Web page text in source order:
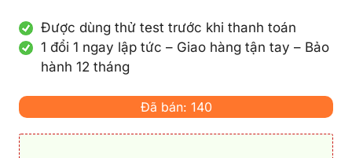
Được dùng thử test trước khi thanh toán
1 đổi 1 ngay lập tức – Giao hàng tận tay – Bảo
hành 12 tháng
Đã bán: 140